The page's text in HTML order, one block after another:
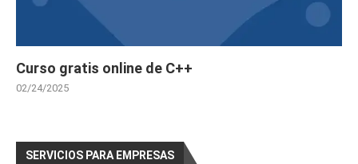
Curso gratis online de C++
02/24/2025
SERVICIOS PARA EMPRESAS